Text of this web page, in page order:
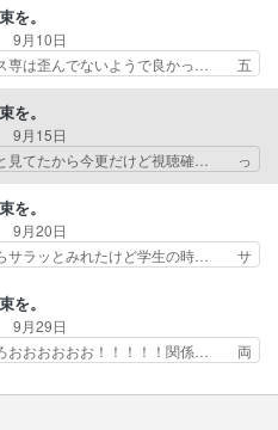
すぎる電話… ８話もおもしろー
田端が気に… 田端さん上野くんの
めにプレ…
たら 花火だったじ… 田端と上野
性格良すぎてほん… アニメ９話、
しみにしてたん… 今回も良かった
くする感じで… 井上カップル邪魔
クの破壊… 花を見た友達から「も
いなか… テンポが良くてかなり笑
ャラ…
を。
9月10日
ス専は歪んでないようで良かっ… 五
すぎる鶯谷さんも良い子だ… 一年
年目の文化祭の話混ぜて… この回
れるくらい良いところ… うぐちゃ
五反田くんメロいと… 自分の評価
するすみれが健気… 花ちゃんと上
五反田くんと… 猫かぶり腹黒健気
きすぎる。… はい、出遅れてま
てから爆速…
を。
9月15日
見てたから今更だけど視聴確… っ
谷、頑張ったよこの作品に… 特殊
ライブシーンが挿入歌な… 上野く
げはノンデリすぎる … 観続けて
こういうところなん… 少年誌とは
ン展開。主人公の… 吉能さん男子
。ってかエン… フラれることがわ
るのはツラ… いやもう完全に主役
んが正ヒ…
を。
9月20日
サラッとみれたけど学生の時… サ
五反田くん見てて、ず〜… パーフ
君が恋愛に関してだけ… 続きはま
辛い思いするんじゃ… 鶯谷を励ま
二人の関係は鶯谷… 上野くんの脳
を。
9月29日
おおおおおお！！！！！関係… 両
聴今期見て良かったアニ… 鶯谷い